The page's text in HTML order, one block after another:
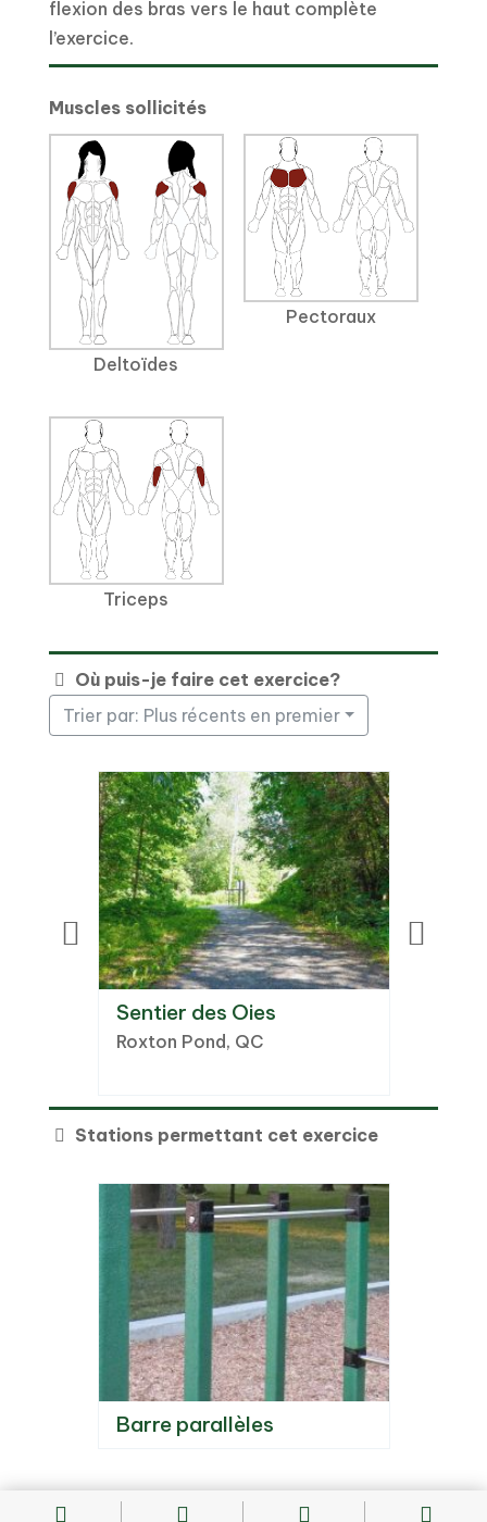
flexion des bras vers le haut complète
l’exercice.
Muscles sollicités
Deltoïdes
Pectoraux
Triceps
Où puis-je faire cet exercice?
Trier par: Plus récents en premier
Sentier des Oies
Roxton Pond, QC
Stations permettant cet exercice
Barre parallèles
   